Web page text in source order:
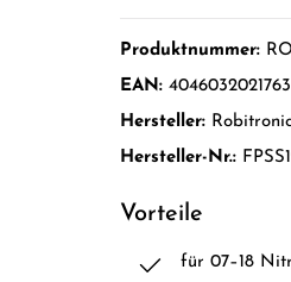
Produktnummer:
EAN: 4046032021763
Hersteller: Robitronic
Hersteller-Nr.:
Vorteile
für 07–18